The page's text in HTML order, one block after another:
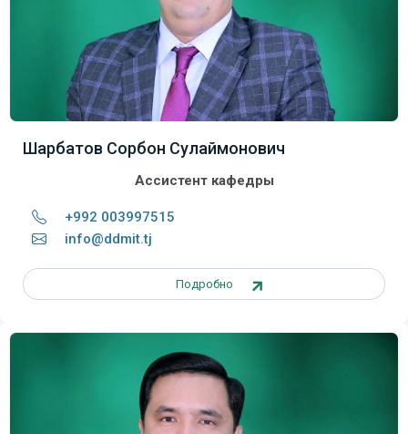
Шарбатов Сорбон Сулаймонович
Ассистент кафедры
+992 003997515
info@ddmit.tj
Подробно